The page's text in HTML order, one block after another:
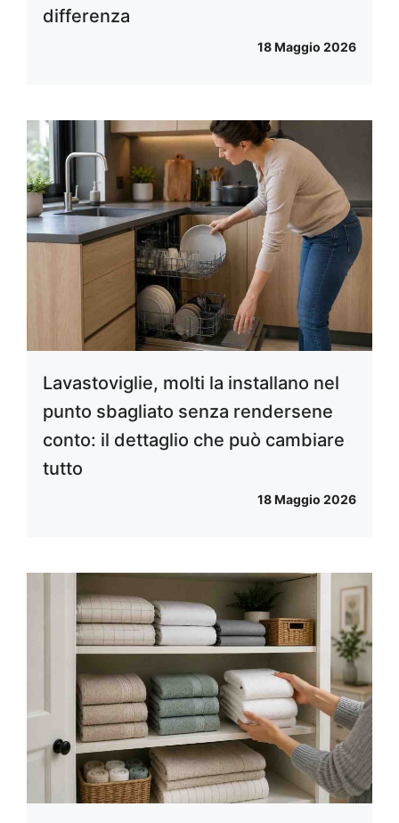
differenza
18 Maggio 2026
Lavastoviglie, molti la installano nel
punto sbagliato senza rendersene
conto: il dettaglio che può cambiare
tutto
18 Maggio 2026